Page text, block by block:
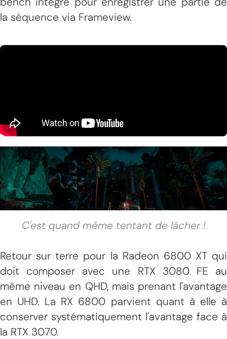
la séquence via Frameview.
C'est quand même tentant de lâcher !
Retour sur terre pour la Radeon 6800 XT qui
doit composer avec une RTX 3080 FE au
même niveau en QHD, mais prenant l'avantage
en UHD. La RX 6800 parvient quant à elle à
conserver systématiquement l'avantage face à
la RTX 3070.